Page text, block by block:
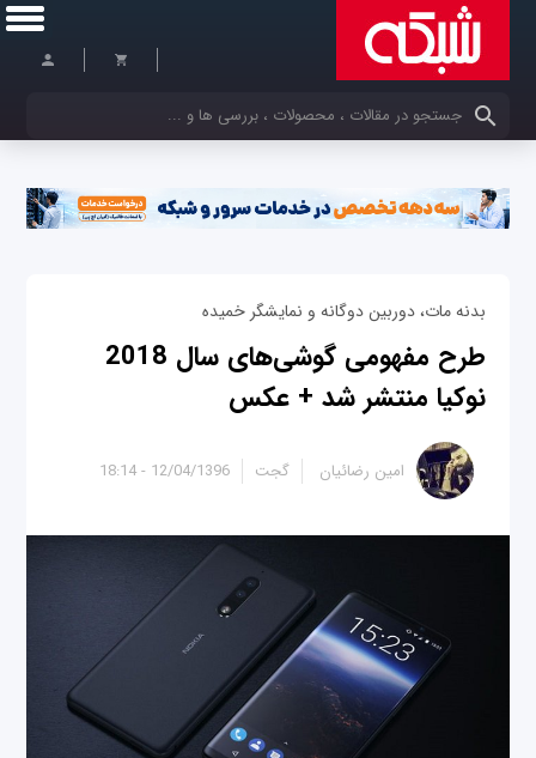
کلمات کلیدی خود را وارد کنید
بدنه مات، دوربین دوگانه و نمایشگر خمیده
طرح مفهومی گوشی‌های سال 2018
نوکیا منتشر شد + عکس
12/04/1396 - 18:14 امین رضائیان گجت